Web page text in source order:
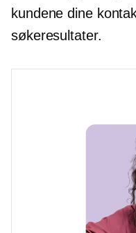
kundene dine
søkeresultater.